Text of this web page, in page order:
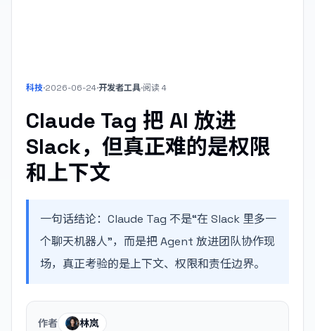
科技·2026-06-24·开发者工具·阅读4
Claude Tag 把 AI 放进
Slack，但真正难的是权限
和上下文
一句话结论：Claude Tag 不是“在 Slack 里多一
个聊天机器人”，而是把 Agent 放进团队协作现
场，真正考验的是上下文、权限和责任边界。
作者 林岚